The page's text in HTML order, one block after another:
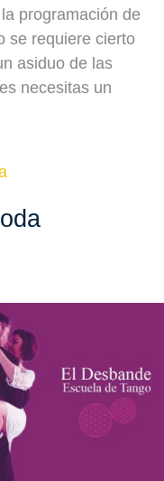
programación de
se requiere cierto
asiduo de las
necesitas un